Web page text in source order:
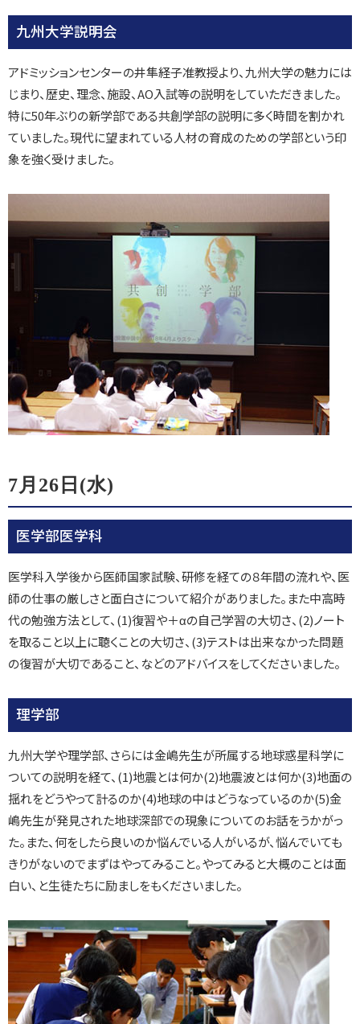
九州大学説明会
アドミッションセンターの井隼経子准教授より、九州大学の魅力には
じまり、歴史、理念、施設、AO入試等の説明をしていただきました。
特に50年ぶりの新学部である共創学部の説明に多く時間を割かれ
ていました。現代に望まれている人材の育成のための学部という印
象を強く受けました。
7月26日(水)
医学部医学科
医学科入学後から医師国家試験、研修を経ての８年間の流れや、医
師の仕事の厳しさと面白さについて紹介がありました。また中高時
代の勉強方法として、(1)復習や＋αの自己学習の大切さ、(2)ノート
を取ること以上に聴くことの大切さ、(3)テストは出来なかった問題
の復習が大切であること、などのアドバイスをしてくださいました。
理学部
九州大学や理学部、さらには金嶋先生が所属する地球惑星科学に
ついての説明を経て、(1)地震とは何か(2)地震波とは何か(3)地面の
揺れをどうやって計るのか(4)地球の中はどうなっているのか(5)金
嶋先生が発見された地球深部での現象についてのお話をうかがっ
た。また、何をしたら良いのか悩んでいる人がいるが、悩んでいても
きりがないのでまずはやってみること。やってみると大概のことは面
白い、と生徒たちに励ましをもくださいました。